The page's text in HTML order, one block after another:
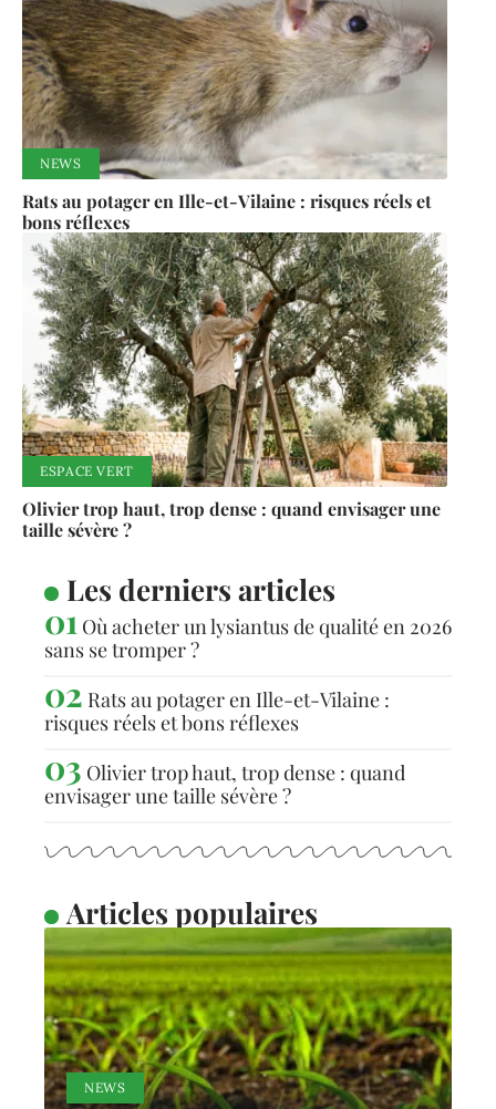
VÉGÉTATION
Où acheter un lysiantus de qualité en 2026 sans se
tromper ?
NEWS
Rats au potager en Ille-et-Vilaine : risques réels et
bons réflexes
ESPACE VERT
Olivier trop haut, trop dense : quand envisager une
taille sévère ?
Les derniers articles
sans se tromper ?
Rats au potager en Ille-et-Vilaine :
risques réels et bons réflexes
Olivier trop haut, trop dense : quand
envisager une taille sévère ?